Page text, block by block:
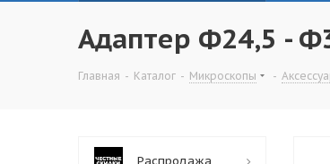
Адаптер Ф24,5 -
Главная - Каталог - Микроскопы -
Распродажа